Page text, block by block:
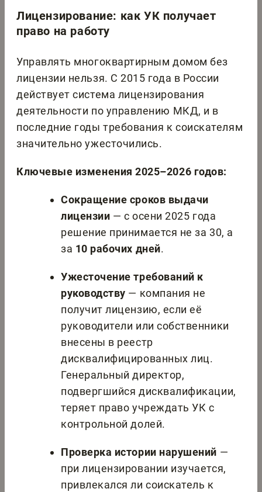
Лицензирование: как УК получает
право на работу
Управлять многоквартирным домом без
лицензии нельзя. С 2015 года в России
действует система лицензирования
деятельности по управлению МКД, и в
последние годы требования к соискателям
значительно ужесточились.
Ключевые изменения 2025–2026 годов:
Сокращение сроков выдачи
лицензии — с осени 2025 года
решение принимается не за 30, а
за 10 рабочих дней.
Ужесточение требований к
руководству — компания не
получит лицензию, если её
руководители или собственники
внесены в реестр
дисквалифицированных лиц.
Генеральный директор,
подвергшийся дисквалификации,
теряет право учреждать УК с
контрольной долей.
Проверка истории нарушений —
при лицензировании изучается,
привлекался ли соискатель к